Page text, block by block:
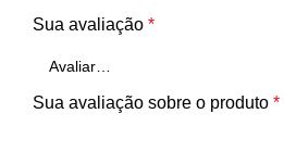
Sua avaliação *
Sua avaliação sobre o produto *